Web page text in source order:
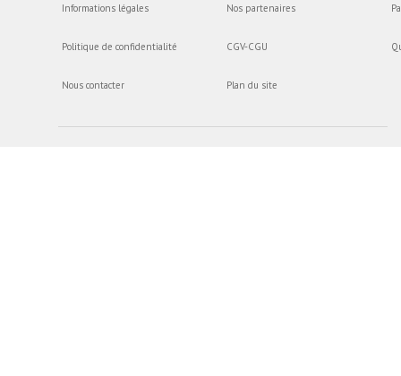
Informations légales
Politique de confidentialité
Nous contacter
Nos partenaires
CGV-CGU
Plan du site